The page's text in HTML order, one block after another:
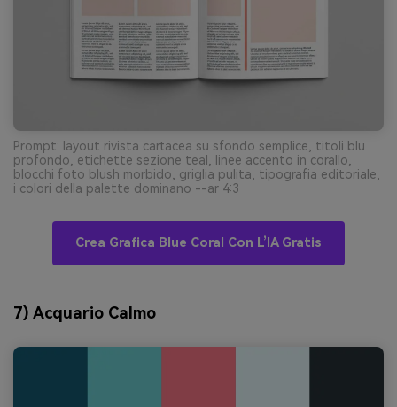
Prompt: layout rivista cartacea su sfondo semplice, titoli blu
profondo, etichette sezione teal, linee accento in corallo,
blocchi foto blush morbido, griglia pulita, tipografia editoriale,
i colori della palette dominano --ar 4:3
Crea Grafica Blue Coral Con L’IA Gratis
7) Acquario Calmo